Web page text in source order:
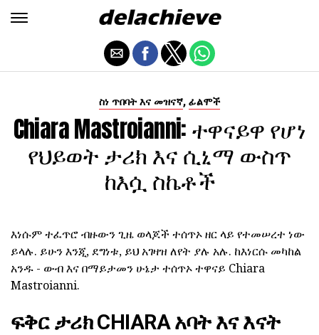
ስነ ጥበባት እና መዝናኛ, ፊልሞች
Chiara Mastroianni: ተዋናይዋ የሆነ
የህይወት ታሪክ እና ሲኒማ ውስጥ
ከእሷ ስኬቶች
እነሱም ተፈጥሮ ብዙውን ጊዜ ወላጆች ተሰጥኦ ዘር ላይ የተመሠረተ ነው
ይላሉ. ይሁን እንጂ, ደግነቱ, ይህ አገዛዝ ለየት ያሉ አሉ. ከእነርሱ መካከል
አንዱ - ውብ እና በማይታመን ሁኔታ ተሰጥኦ ተዋናይ Chiara
Mastroianni.
ፍቅር ታሪክ CHIARA አባት እና እናት